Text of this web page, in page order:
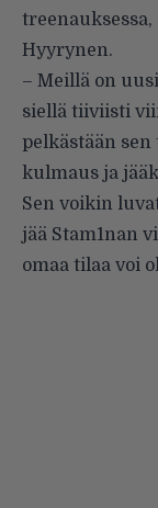
Hyyrynen.
– Meillä on
siellä tiiviisti
pelkästään sen
kulmaus ja
Sen voikin
jää Stam1nan
omaa tilaa voi